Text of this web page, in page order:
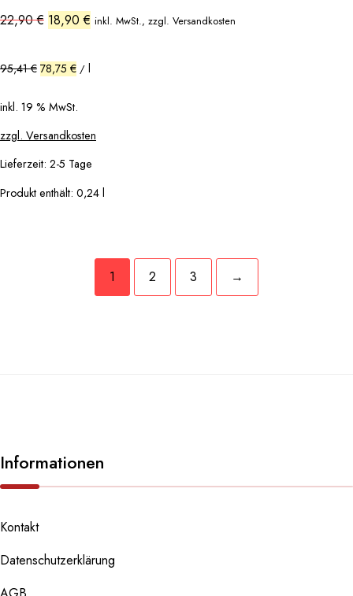
22,90€ Ursprünglicher
Preis
22,90 €
18,90€ Aktueller
Preis
inkl. MwSt., zzgl. Versandkosten
95,41€ 78,75 € / l
inkl. 19 % MwSt.
zzgl. Versandkosten
Lieferzeit: 2-5 Tage
Produkt enthält: 0,24 l
1 2 3 →
Informationen
Kontakt
Datenschutzerklärung